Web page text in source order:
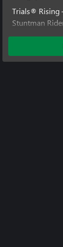
Trials® Rising
Stuntman
Samurai Item
Trials® Rising